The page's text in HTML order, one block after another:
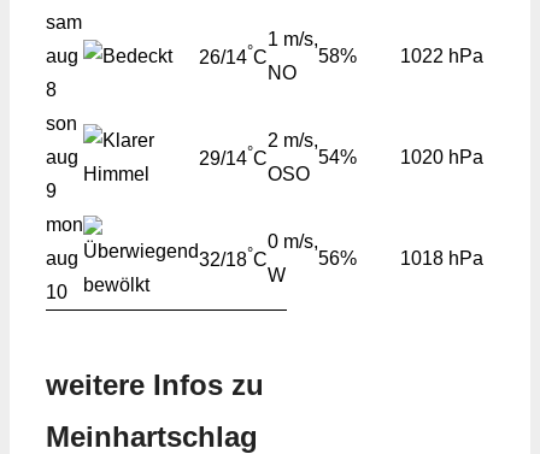
sam
aug
8
26/14°C
1 m/s,
NO
58% 1022 hPa
son
aug
9
29/14°C
2 m/s,
OSO
54% 1020 hPa
mon
aug
10
32/18°C
0 m/s,
W
56% 1018 hPa
weitere Infos zu
Meinhartschlag